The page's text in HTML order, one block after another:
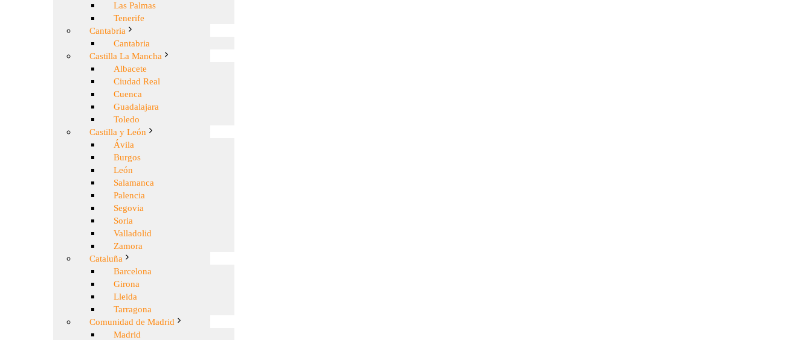
Las Palmas
Tenerife
Cantabria
Cantabria
Castilla La Mancha
Albacete
Ciudad Real
Cuenca
Guadalajara
Toledo
Castilla y León
Ávila
Burgos
León
Salamanca
Palencia
Segovia
Soria
Valladolid
Zamora
Cataluña
Barcelona
Girona
Lleida
Tarragona
Comunidad de Madrid
Madrid